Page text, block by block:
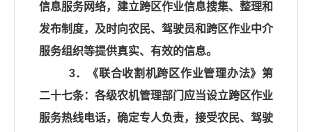
信息服务网络，建立跨区作业信息搜集、整理和
发布制度，及时向农民、驾驶员和跨区作业中介
服务组织等提供真实、有效的信息。
3．《联合收割机跨区作业管理办法》第
二十七条：各级农机管理部门应当设立跨区作业
服务热线电话，确定专人负责，接受农民、驾驶